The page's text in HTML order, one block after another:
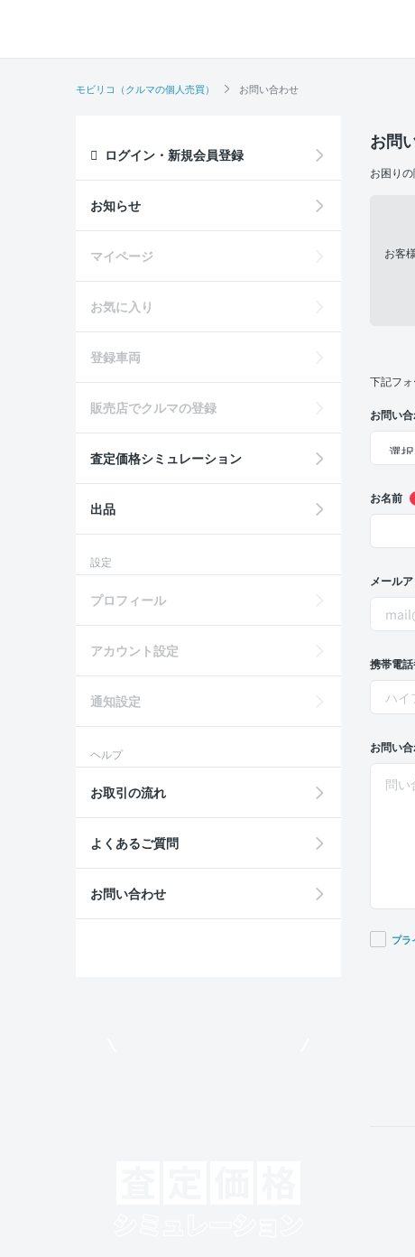
モビリコ（クルマの個人売買） お問い合わせ
お問
お困り
お客
下記フ
お問い
お名前
メール
携帯電
お問い
プラ
ログイン・新規会員登録
お知らせ
マイページ
お気に入り
登録車両
販売店でクルマの登録
査定価格シミュレーション
出品
設定
プロフィール
アカウント設定
通知設定
ヘルプ
お取引の流れ
よくあるご質問
お問い合わせ